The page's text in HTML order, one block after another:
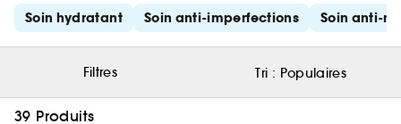
Ignorer les liens rapides
Soin hydratant Soin anti-imperfections Soin anti-
Filtres Tri : Populaires
39 Produits